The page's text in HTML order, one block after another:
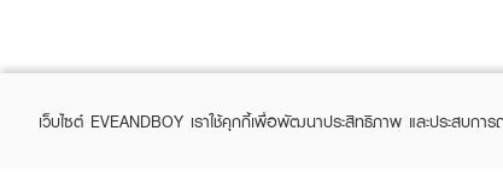
เว็บไซต์ EVEANDBOY เราใช้คุกกี้เพื่อพัฒนาประสิทธิภาพ และประสบก